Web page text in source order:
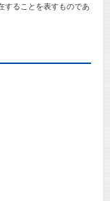
することを表すものであ